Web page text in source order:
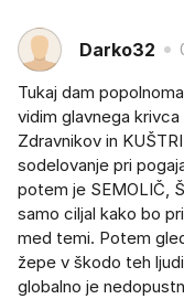
Darko32
Tukaj dam
vidim glavnega
Zdravnikov in
sodelovanje pri
potem je SEMOLIČ,
samo ciljal kako bo
med temi. Potem
žepe v škodo teh
globalno je